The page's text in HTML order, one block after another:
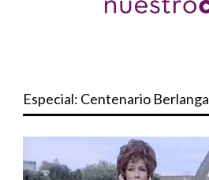
Especial: Centenario Berlanga